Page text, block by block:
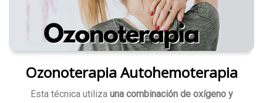
Ozonoterapia Autohemoterapia
Esta técnica utiliza una combinación de oxígeno y